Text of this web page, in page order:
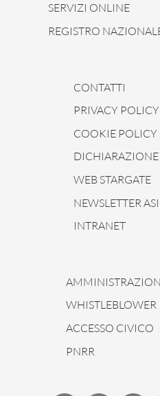
SERVIZI ONLINE
REGISTRO
CONTATTI
PRIVACY POLICY
COOKIE POLICY
DICHIARAZIONE
WEB STARGATE
NEWSLETTER ASI
INTRANET
WHISTLEBLOWER
ACCESSO CIVICO
PNRR